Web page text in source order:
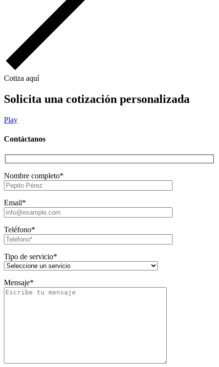
Cotiza aquí
Solicita una cotización personalizada
Play
Contáctanos
Nombre completo*
Email*
Teléfono*
Tipo de servicio*
Mensaje*